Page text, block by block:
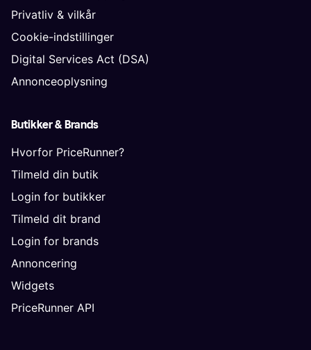
Privatliv & vilkår
Cookie-indstillinger
Digital Services Act (DSA)
Annonceoplysning
Butikker & Brands
Hvorfor PriceRunner?
Tilmeld din butik
Login for butikker
Tilmeld dit brand
Login for brands
Annoncering
Widgets
PriceRunner API